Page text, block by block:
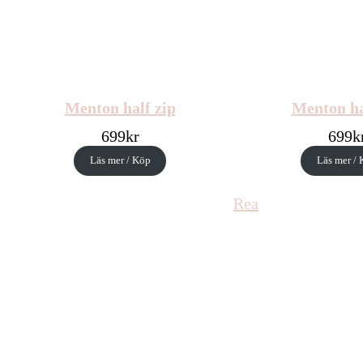
Menton half zip
699kr
Läs mer / Köp
Menton
699
Läs mer /
Rea